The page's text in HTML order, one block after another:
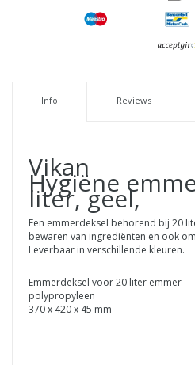
Info Reviews
Vikan
Hygiëne
liter, geel,
Een emmerdeksel behorend bij 20
bewaren van ingrediënten en ook
Leverbaar in verschillende kleuren.
Emmerdeksel voor 20 liter emmer
polypropyleen
370 x 420 x 45 mm